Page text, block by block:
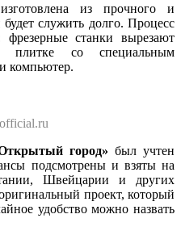
из прочного и
служить долго. Процесс
фрезерные станки вырезают
плитке со специальным
компьютер.
город» был учтен
подсмотрены и взяты на
Швейцарии и других
проект, который
удобство можно назвать